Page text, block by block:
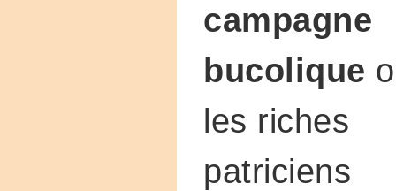
campagne
bucolique
les riches
patriciens